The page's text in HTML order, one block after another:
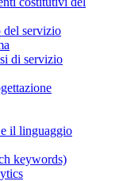
del servizio
di servizio
il linguaggio
keywords)